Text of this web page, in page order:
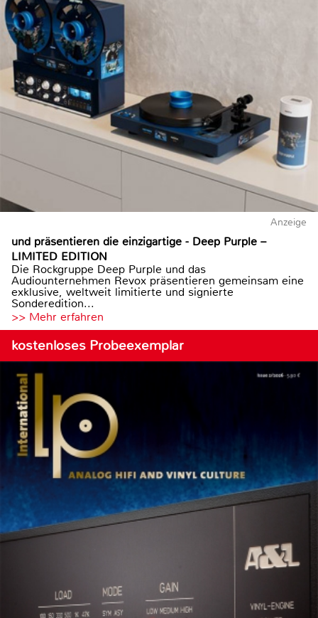
Anzeige
und präsentieren die einzigartige - Deep Purple –
LIMITED EDITION
Die Rockgruppe Deep Purple und das
Audiounternehmen Revox präsentieren gemeinsam eine
exklusive, weltweit limitierte und signierte
Sonderedition...
>> Mehr erfahren
kostenloses Probeexemplar